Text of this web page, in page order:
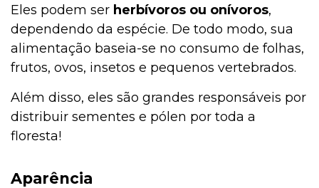
Eles podem ser herbívoros ou onívoros,
dependendo da espécie. De todo modo, sua
alimentação baseia-se no consumo de folhas,
frutos, ovos, insetos e pequenos vertebrados.
Além disso, eles são grandes responsáveis por
distribuir sementes e pólen por toda a
floresta!
Aparência